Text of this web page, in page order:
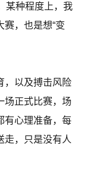
某种程度上，我
，也是想“变
，以及搏击风险
场正式比赛，场
有心理准备，每
走，只是没有人